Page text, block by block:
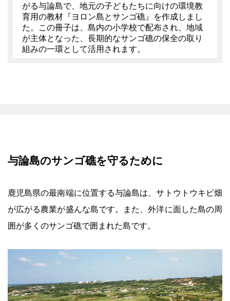
がる与論島で、地元の子どもたちに向けの環境教
育用の教材『ヨロン島とサンゴ礁』を作成しまし
た。この冊子は、島内の小学校で配布され、地域
が主体となった、長期的なサンゴ礁の保全の取り
組みの一環として活用されます。
与論島のサンゴ礁を守るために
鹿児島県の最南端に位置する与論島は、サトウトウキビ畑
が広がる農業が盛んな島です。また、外洋に面した島の周
囲が多くのサンゴ礁で囲まれた島です。